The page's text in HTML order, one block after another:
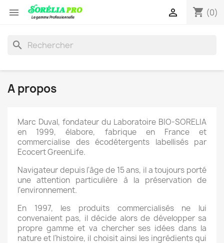
 shopping_cart (0)

search
A propos
Marc Duval, fondateur du Laboratoire BIO-SORELIA
en 1999, élabore, fabrique en France et
commercialise des écodétergents labellisés par
Ecocert GreenLife.
Navigateur depuis l'âge de 15 ans, il a toujours porté
une attention particulière à la préservation de
l'environnement.
En 1997, les produits commercialisés ne lui
convenaient pas, il décide alors de développer sa
propre gamme et va chercher ses idées dans la
nature et l'histoire, il choisit ainsi les ingrédients qui